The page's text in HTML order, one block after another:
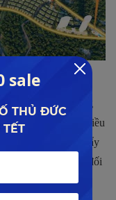
Quốc
cư thượng lưu cùng
lựa chọn. Vì vậy điều
quan trọng thúc đẩy
lựa chọn phù hợp đối